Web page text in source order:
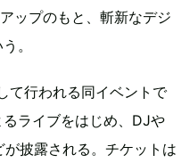
ップのもと、斬新なデジ
。
て行われる同イベントで
ライブをはじめ、DJや
披露される。チケットは